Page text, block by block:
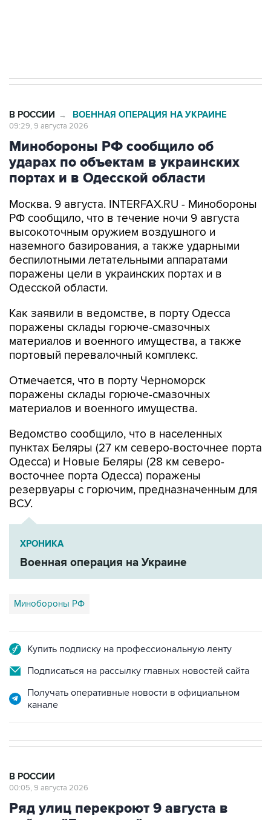
В РОССИИ → ВОЕННАЯ ОПЕРАЦИЯ НА УКРАИНЕ
09:29, 9 августа 2026
Минобороны РФ сообщило об
ударах по объектам в украинских
портах и в Одесской области
Москва. 9 августа. INTERFAX.RU - Минобороны
РФ сообщило, что в течение ночи 9 августа
высокоточным оружием воздушного и
наземного базирования, а также ударными
беспилотными летательными аппаратами
поражены цели в украинских портах и в
Одесской области.
Как заявили в ведомстве, в порту Одесса
поражены склады горюче-смазочных
материалов и военного имущества, а также
портовый перевалочный комплекс.
Отмечается, что в порту Черноморск
поражены склады горюче-смазочных
материалов и военного имущества.
Ведомство сообщило, что в населенных
пунктах Беляры (27 км северо-восточнее порта
Одесса) и Новые Беляры (28 км северо-
восточнее порта Одесса) поражены
резервуары с горючим, предназначенным для
ВСУ.
ХРОНИКА
Военная операция на Украине
Минобороны РФ
Купить подписку на профессиональную ленту
Подписаться на рассылку главных новостей сайта
Получать оперативные новости в официальном
канале
В РОССИИ
00:05, 9 августа 2026
Ряд улиц перекроют 9 августа в